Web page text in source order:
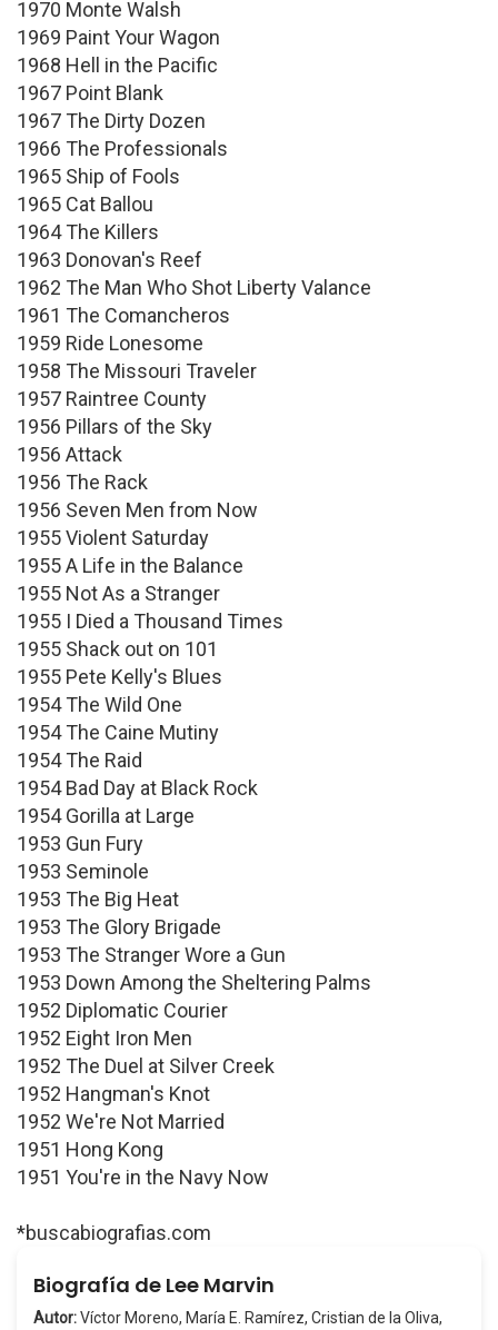
1970 Monte Walsh
1969 Paint Your Wagon
1968 Hell in the Pacific
1967 Point Blank
1967 The Dirty Dozen
1966 The Professionals
1965 Ship of Fools
1965 Cat Ballou
1964 The Killers
1963 Donovan's Reef
1962 The Man Who Shot Liberty Valance
1961 The Comancheros
1959 Ride Lonesome
1958 The Missouri Traveler
1957 Raintree County
1956 Pillars of the Sky
1956 Attack
1956 The Rack
1956 Seven Men from Now
1955 Violent Saturday
1955 A Life in the Balance
1955 Not As a Stranger
1955 I Died a Thousand Times
1955 Shack out on 101
1955 Pete Kelly's Blues
1954 The Wild One
1954 The Caine Mutiny
1954 The Raid
1954 Bad Day at Black Rock
1954 Gorilla at Large
1953 Gun Fury
1953 Seminole
1953 The Big Heat
1953 The Glory Brigade
1953 The Stranger Wore a Gun
1953 Down Among the Sheltering Palms
1952 Diplomatic Courier
1952 Eight Iron Men
1952 The Duel at Silver Creek
1952 Hangman's Knot
1952 We're Not Married
1951 Hong Kong
1951 You're in the Navy Now
*buscabiografias.com
Biografía de Lee Marvin
Autor:Víctor Moreno, María E. Ramírez, Cristian de la Oliva,